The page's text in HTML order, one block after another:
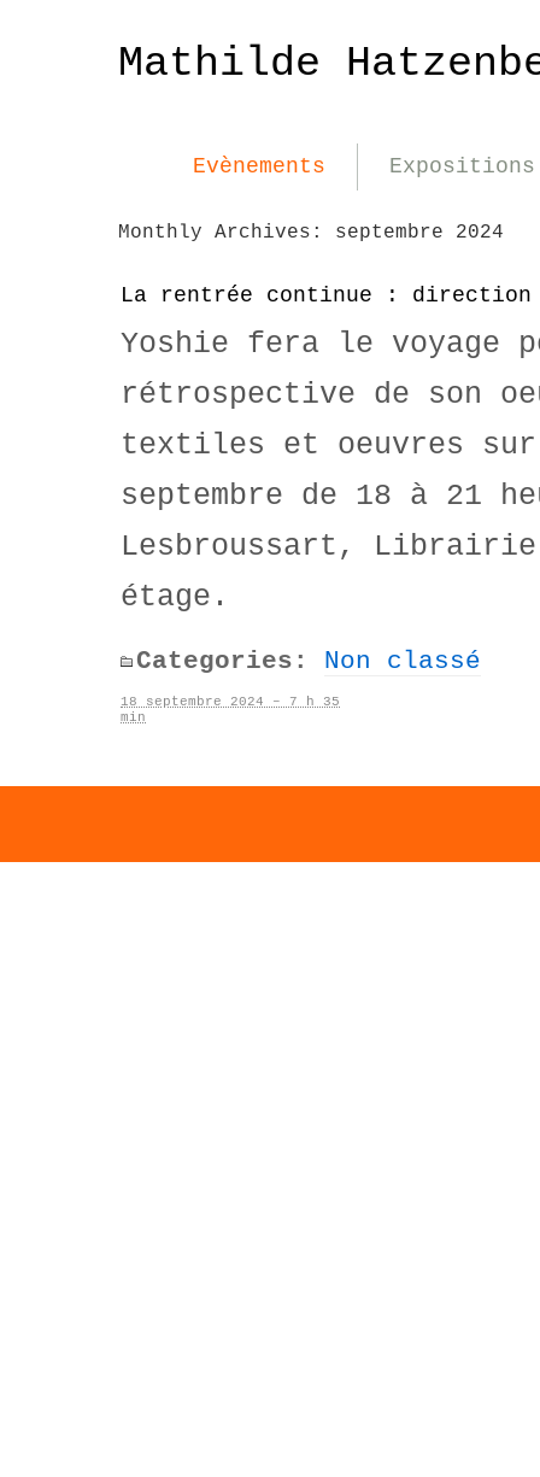
Mathilde
Evènements Expositions
Monthly Archives: septembre 2024
La rentrée continue : direction
Yoshie fera le voyage
rétrospective de son
textiles et oeuvres
septembre de 18 à 21
Lesbroussart,
étage.
Categories: Non classé
18 septembre 2024 – 7 h 35
min